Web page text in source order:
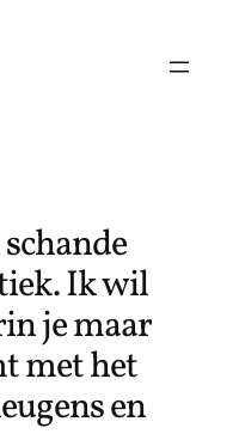
Ik wil
je maar
met het
en